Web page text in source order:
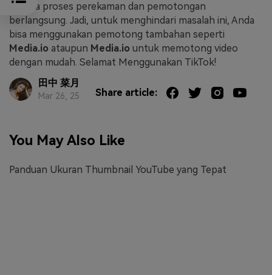
selama proses perekaman dan pemotongan
berlangsung. Jadi, untuk menghindari masalah ini, Anda
bisa menggunakan pemotong tambahan seperti
Media.io ataupun Media.io untuk memotong video
dengan mudah. Selamat Menggunakan TikTok!
田中 菜月
Mar 26, 25 Share article:
You May Also Like
Panduan Ukuran Thumbnail YouTube yang Tepat